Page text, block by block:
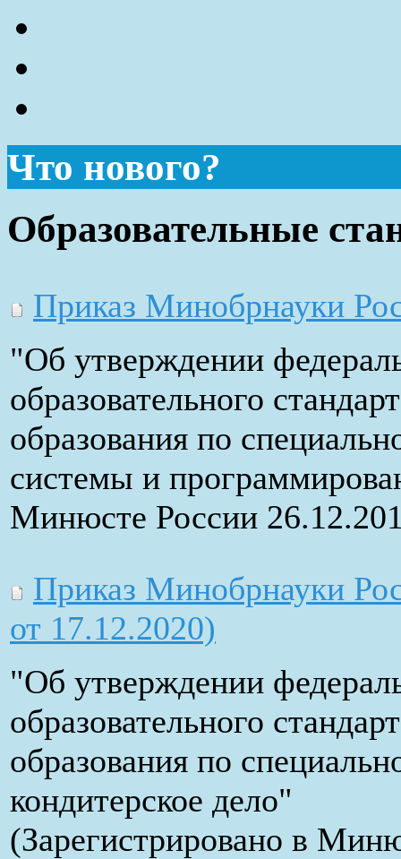
Что нового?
Образовательные
Приказ Минобрнауки
"Об утверждении
образовательного
образования по
системы и
Минюсте России
Приказ Минобрнауки
от 17.12.2020)
"Об утверждении
образовательного
образования по
кондитерское дело"
(Зарегистрировано в